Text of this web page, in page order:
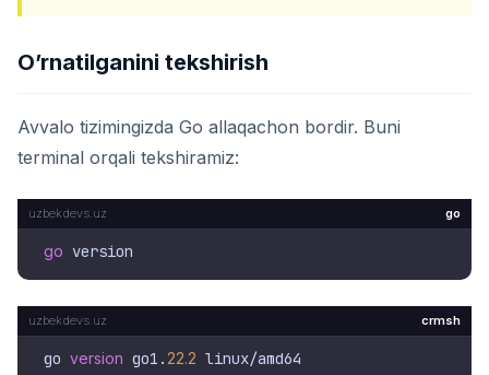
O’rnatilganini tekshirish
Avvalo tizimingizda Go allaqachon bordir. Buni
terminal orqali tekshiramiz:
go
go
crmsh
go version go1. 22.2